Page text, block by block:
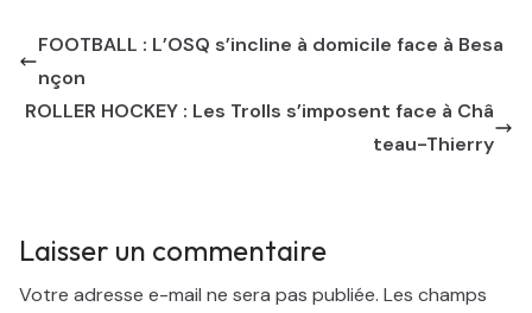
FOOTBALL : L’OSQ s’incline à domicile face à Besa
nçon
ROLLER HOCKEY : Les Trolls s’imposent face à Châ
teau-Thierry
Laisser un commentaire
Votre adresse e-mail ne sera pas publiée. Les champs